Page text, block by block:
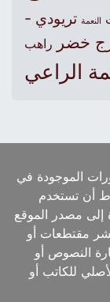
تريودي -
خضر راهب
الراعي
الموجودة في
أن تستخدم
مصدر الموقع
مقتطعات أو
النصوص أو
للكاتب أو